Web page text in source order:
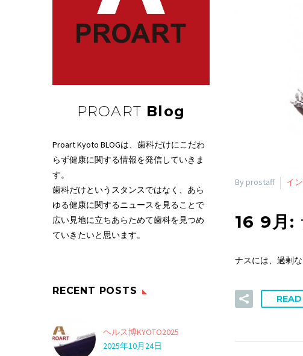
By prostaff イ
16 9月:
ナスには、過剰
PROART Blog
Proart Kyoto BLOGは、歯科だけにこだわ
らず健康に関する情報を発信していきま
す。
歯科だけというスタンスではなく、あら
ゆる健康に関するニュースを見ることで
広い見地に立ちあらためて歯科を見つめ
ていきたいと思います。
RECENT POSTS
ヘルス博KYOTO2025
2025年10月24日